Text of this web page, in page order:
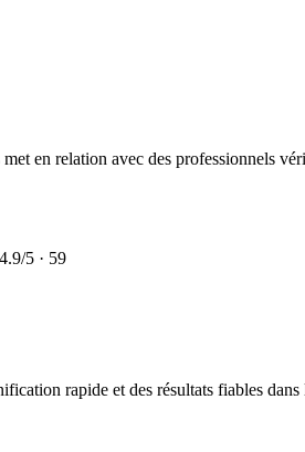
en relation avec des professionnels
4.9/5 · 59
rapide et des résultats fiables